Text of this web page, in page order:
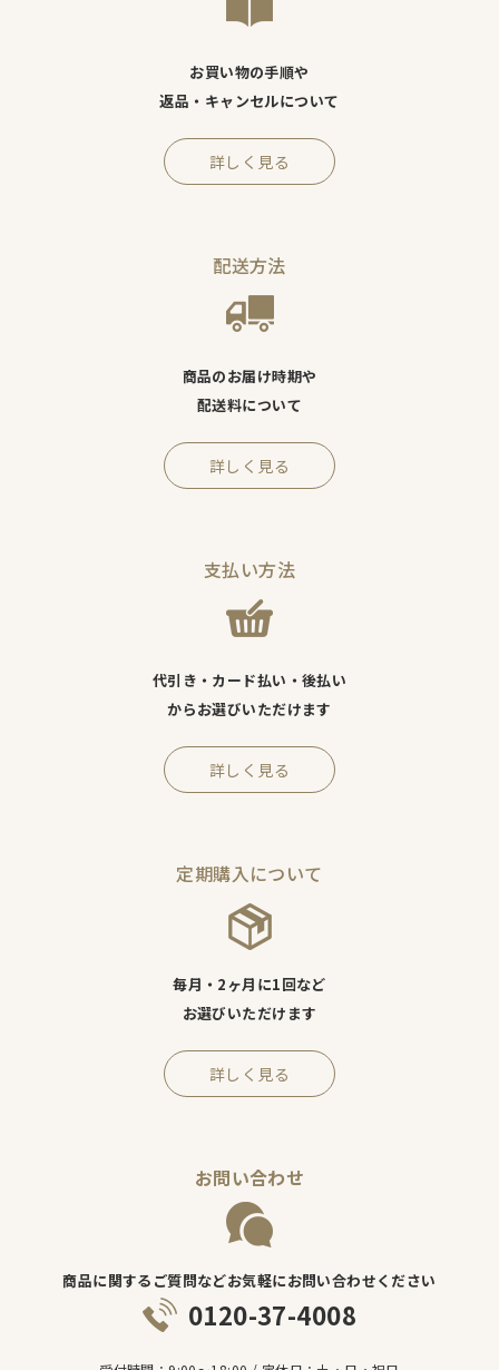
お買い物の手順や
返品・キャンセルについて
詳しく見る
配送方法
商品のお届け時期や
配送料について
詳しく見る
支払い方法
代引き・カード払い・後払い
からお選びいただけます
詳しく見る
定期購入について
毎月・2ヶ月に1回など
お選びいただけます
詳しく見る
お問い合わせ
商品に関するご質問などお気軽にお問い合わせください
0120-37-4008